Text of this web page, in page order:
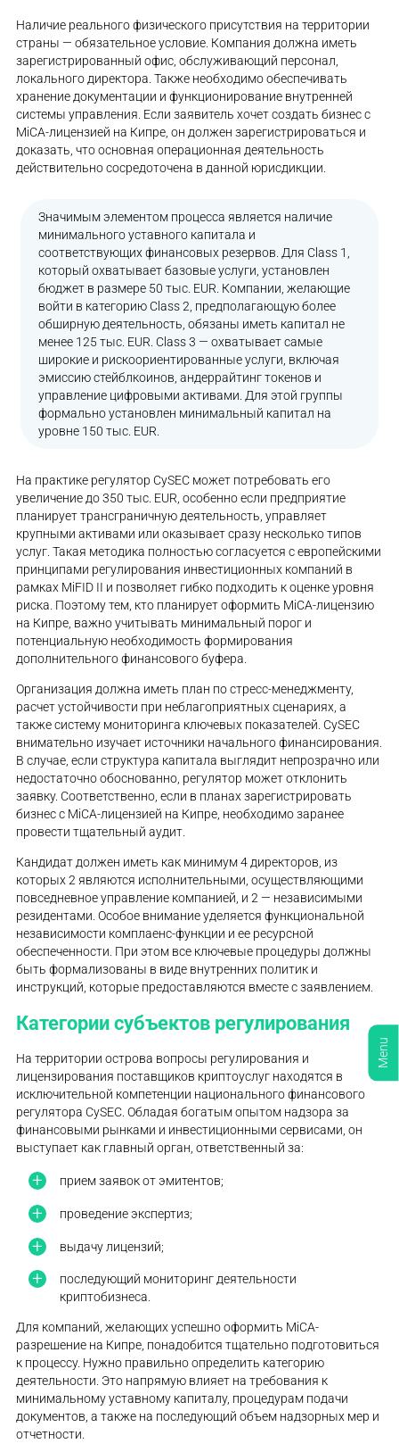
Наличие реального физического присутствия на территории
страны — обязательное условие. Компания должна иметь
зарегистрированный офис, обслуживающий персонал,
локального директора. Также необходимо обеспечивать
хранение документации и функционирование внутренней
системы управления. Если заявитель хочет создать бизнес с
MiCA-лицензией на Кипре, он должен зарегистрироваться и
доказать, что основная операционная деятельность
действительно сосредоточена в данной юрисдикции.
Значимым элементом процесса является наличие
минимального уставного капитала и
соответствующих финансовых резервов. Для Class 1,
который охватывает базовые услуги, установлен
бюджет в размере 50 тыс. EUR. Компании, желающие
войти в категорию Class 2, предполагающую более
обширную деятельность, обязаны иметь капитал не
менее 125 тыс. EUR. Class 3 — охватывает самые
широкие и рискоориентированные услуги, включая
эмиссию стейблкоинов, андеррайтинг токенов и
управление цифровыми активами. Для этой группы
формально установлен минимальный капитал на
уровне 150 тыс. EUR.
На практике регулятор CySEC может потребовать его
увеличение до 350 тыс. EUR, особенно если предприятие
планирует трансграничную деятельность, управляет
крупными активами или оказывает сразу несколько типов
услуг. Такая методика полностью согласуется с европейскими
принципами регулирования инвестиционных компаний в
рамках MiFID II и позволяет гибко подходить к оценке уровня
риска. Поэтому тем, кто планирует оформить MiCA-лицензию
на Кипре, важно учитывать минимальный порог и
потенциальную необходимость формирования
дополнительного финансового буфера.
Организация должна иметь план по стресс-менеджменту,
расчет устойчивости при неблагоприятных сценариях, а
также систему мониторинга ключевых показателей. CySEC
внимательно изучает источники начального финансирования.
В случае, если структура капитала выглядит непрозрачно или
недостаточно обоснованно, регулятор может отклонить
заявку. Соответственно, если в планах зарегистрировать
бизнес с MiCA-лицензией на Кипре, необходимо заранее
провести тщательный аудит.
Кандидат должен иметь как минимум 4 директоров, из
которых 2 являются исполнительными, осуществляющими
повседневное управление компанией, и 2 — независимыми
резидентами. Особое внимание уделяется функциональной
независимости комплаенс-функции и ее ресурсной
обеспеченности. При этом все ключевые процедуры должны
быть формализованы в виде внутренних политик и
инструкций, которые предоставляются вместе с заявлением.
Категории субъектов регулирования
На территории острова вопросы регулирования и
лицензирования поставщиков криптоуслуг находятся в
исключительной компетенции национального финансового
регулятора CySEC. Обладая богатым опытом надзора за
финансовыми рынками и инвестиционными сервисами, он
выступает как главный орган, ответственный за:
прием заявок от эмитентов;
проведение экспертиз;
выдачу лицензий;
последующий мониторинг деятельности
криптобизнеса.
Для компаний, желающих успешно оформить MiCA-
разрешение на Кипре, понадобится тщательно подготовиться
к процессу. Нужно правильно определить категорию
деятельности. Это напрямую влияет на требования к
минимальному уставному капиталу, процедурам подачи
документов, а также на последующий объем надзорных мер и
отчетности.
Menu